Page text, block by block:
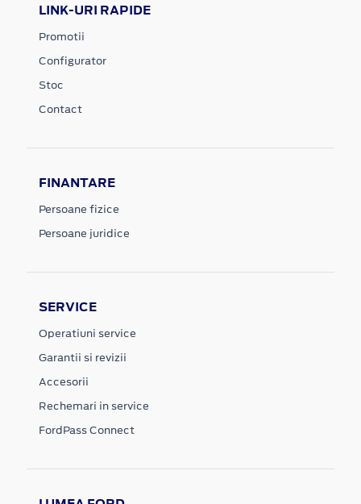
LINK-URI RAPIDE
Promotii
Configurator
Stoc
Contact
FINANTARE
Persoane fizice
Persoane juridice
SERVICE
Operatiuni service
Garantii si revizii
Accesorii
Rechemari in service
FordPass Connect